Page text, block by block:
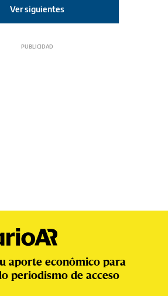
Ver siguientes
aporte económico para
periodismo de acceso